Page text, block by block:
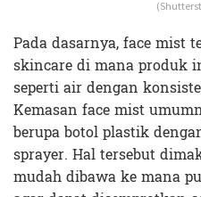
Pada dasarnya, face mist
skincare di mana produk
seperti air dengan
Kemasan face mist
berupa botol plastik
sprayer. Hal tersebut
mudah dibawa ke mana